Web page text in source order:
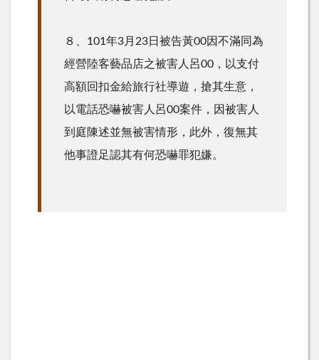
８、101年3月23日被告黃00因不滿同為
經營陸客藝品店之被害人呂00，以支付
高額回扣金給旅行社導遊，搶其生意，
以電話恐嚇被害人呂00案件，因被害人
到庭陳述並無被害情形，此外，復無其
他事證足認其有何恐嚇罪犯嫌。